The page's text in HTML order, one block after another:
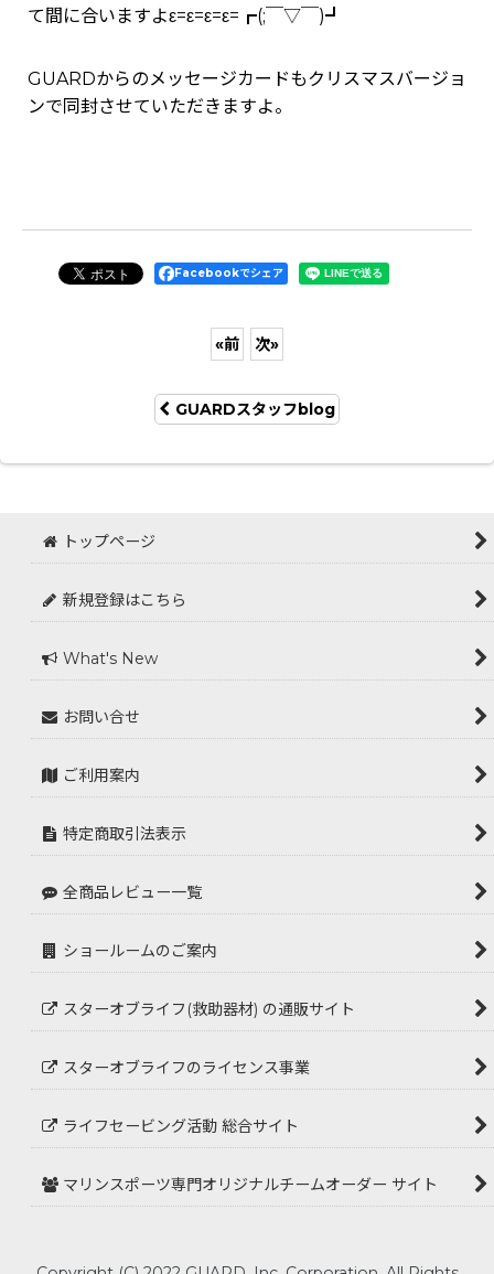
て間に合いますよε=ε=ε=ε=┏(;￣▽￣)┛
GUARDからのメッセージカードもクリスマスバージョ
ンで同封させていただきますよ。
Facebookでシェア
«前 次»
GUARDスタッフblog
トップページ
新規登録はこちら
What's New
お問い合せ
ご利用案内
特定商取引法表示
全商品レビュー一覧
ショールームのご案内
スターオブライフ(救助器材) の通販サイト
スターオブライフのライセンス事業
ライフセービング活動 総合サイト
マリンスポーツ専門オリジナルチームオーダー サイト